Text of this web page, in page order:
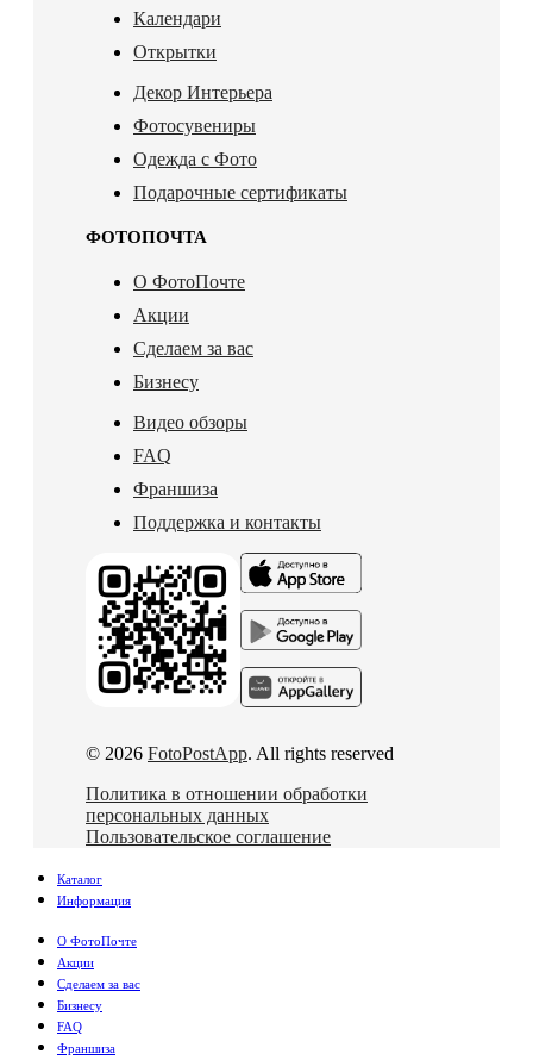
Календари
Открытки
Декор Интерьера
Фотосувениры
Одежда с Фото
Подарочные сертификаты
ФОТОПОЧТА
О ФотоПочте
Акции
Сделаем за вас
Бизнесу
Видео обзоры
FAQ
Франшиза
Поддержка и контакты
© 2026 FotoPostApp. All rights reserved
Политика в отношении обработки
персональных данных
Пользовательское соглашение
Каталог
Информация
О ФотоПочте
Акции
Сделаем за вас
Бизнесу
FAQ
Франшиза